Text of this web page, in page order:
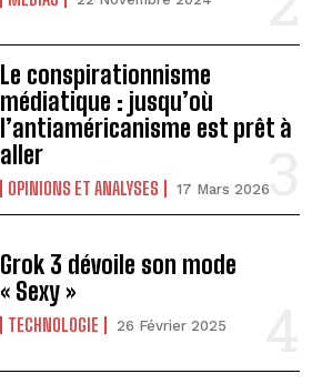
Le conspirationnisme
médiatique : jusqu’où
l’antiaméricanisme est prêt à
aller
OPINIONS ET ANALYSES 17 Mars 2026
Grok 3 dévoile son mode
« Sexy »
TECHNOLOGIE 26 Février 2025